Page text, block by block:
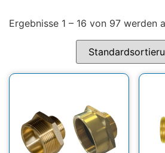
Ergebnisse 1 – 16 von 97 werden